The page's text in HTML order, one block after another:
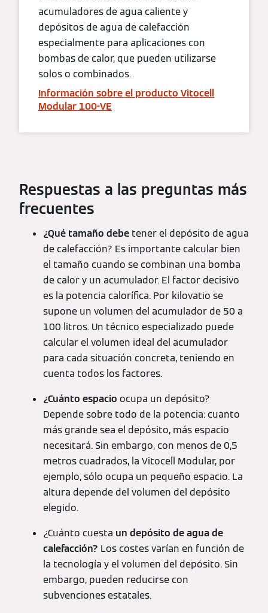
acumuladores de agua caliente y
depósitos de agua de calefacción
especialmente para aplicaciones con
bombas de calor, que pueden utilizarse
solos o combinados.
Información sobre el producto Vitocell
Modular 100-VE
Respuestas a las preguntas más
frecuentes
¿Qué tamaño debe tener el depósito de agua
de calefacción? Es importante calcular bien
el tamaño cuando se combinan una bomba
de calor y un acumulador. El factor decisivo
es la potencia calorífica. Por kilovatio se
supone un volumen del acumulador de 50 a
100 litros. Un técnico especializado puede
calcular el volumen ideal del acumulador
para cada situación concreta, teniendo en
cuenta todos los factores.
¿Cuánto espacio ocupa un depósito?
Depende sobre todo de la potencia: cuanto
más grande sea el depósito, más espacio
necesitará. Sin embargo, con menos de 0,5
metros cuadrados, la Vitocell Modular, por
ejemplo, sólo ocupa un pequeño espacio. La
altura depende del volumen del depósito
elegido.
¿Cuánto cuesta un depósito de agua de
calefacción? Los costes varían en función de
la tecnología y el volumen del depósito. Sin
embargo, pueden reducirse con
subvenciones estatales.